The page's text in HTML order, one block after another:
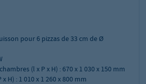
pour 6 pizzas de 33 cm de Ø
(l x P x H) : 670 x 1 030 x 150 mm
H) : 1 010 x 1 260 x 800 mm